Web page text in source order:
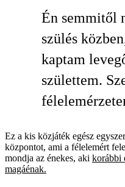
Én semmitől
szülés
kaptam
születtem.
Ez a kis közjáték egész
központot, ami a félelemért
mondja az énekes, aki korábbi
magáénak.